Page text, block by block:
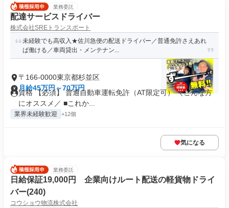
業務委託
配達サービスドライバー
株式会社SREトランスポート
未経験でも高収入★佐川急便の配送ドライバー／普通免許さえあれ
ば働ける／車両貸出・メンテナン...
〒166-0000東京都杉並区
月給45万円～70万円
資格 【必須】 普通自動車運転免許（AT限定可） ＼こんな方
にオススメ／ ■これか...
業界未経験歓迎 +12個
気になる
業務委託
日給保証19,000円 企業向けルート配送の軽貨物ドライ
バー(240)
コウショウ物流株式会社